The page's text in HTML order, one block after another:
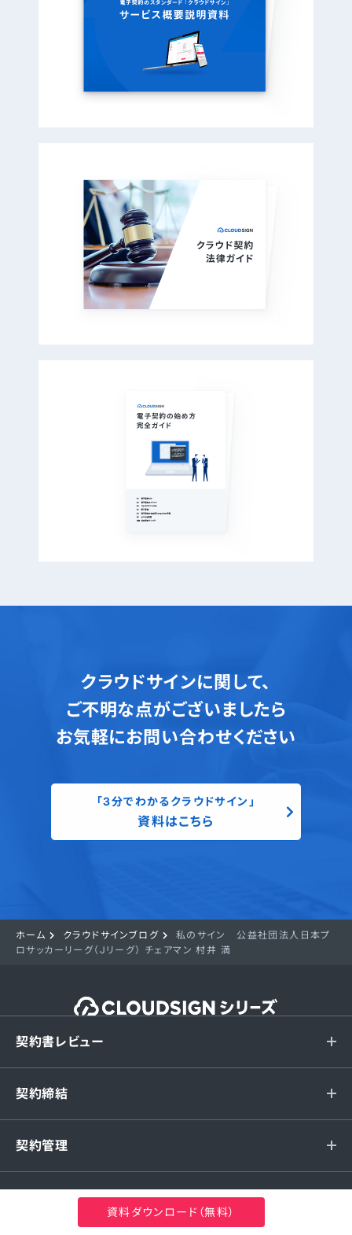
クラウドサインに関して、
ご不明な点がございましたら
お気軽にお問い合わせください
「3分でわかるクラウドサイン」
資料はこちら
ホーム クラウドサインブログ
私のサイン 公益社団法人日本プ
ロサッカーリーグ（Jリーグ） チェアマン 村井 満
契約書レビュー
契約締結
契約管理
関連サービス
資料ダウンロード（無料）